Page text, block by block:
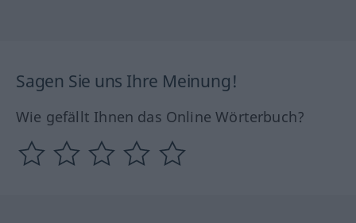
Sagen Sie uns Ihre Meinung!
Wie gefällt Ihnen das Online Wörterbuch?